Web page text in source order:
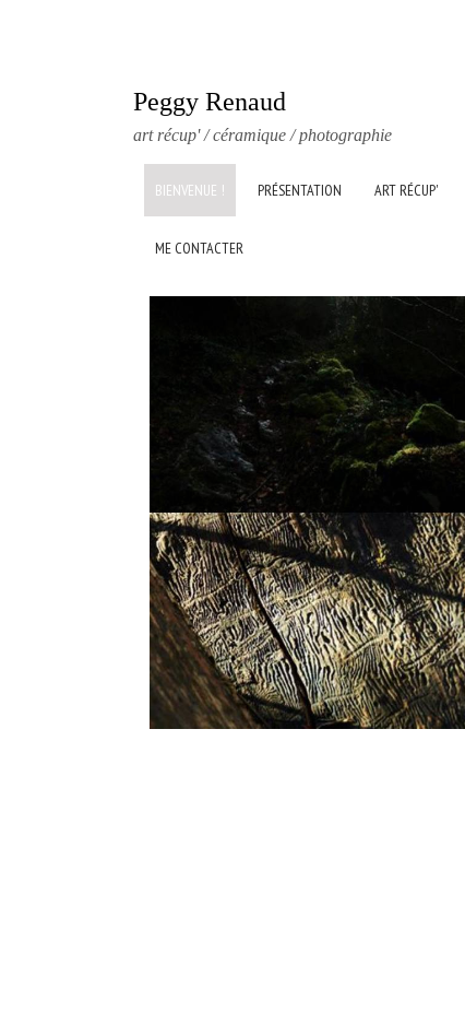
Peggy Renaud
art récup' / céramique / photographie
BIENVENUE ! PRÉSENTATION ART RÉCUP'
ME CONTACTER